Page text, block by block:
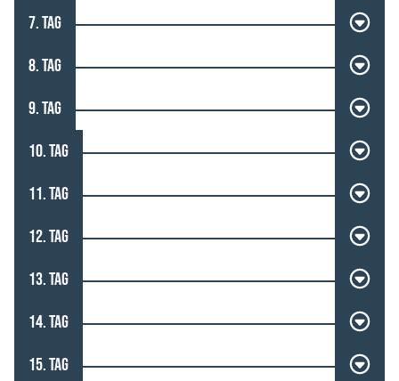
7. TAG
8. TAG
9. TAG
10. TAG
11. TAG
12. TAG
13. TAG
14. TAG
15. TAG